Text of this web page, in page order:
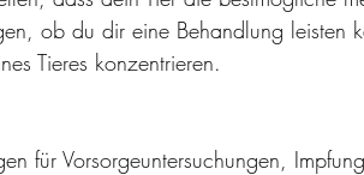
ob du dir eine Behandlung leisten
Tieres konzentrieren.
für Vorsorgeuntersuchungen,